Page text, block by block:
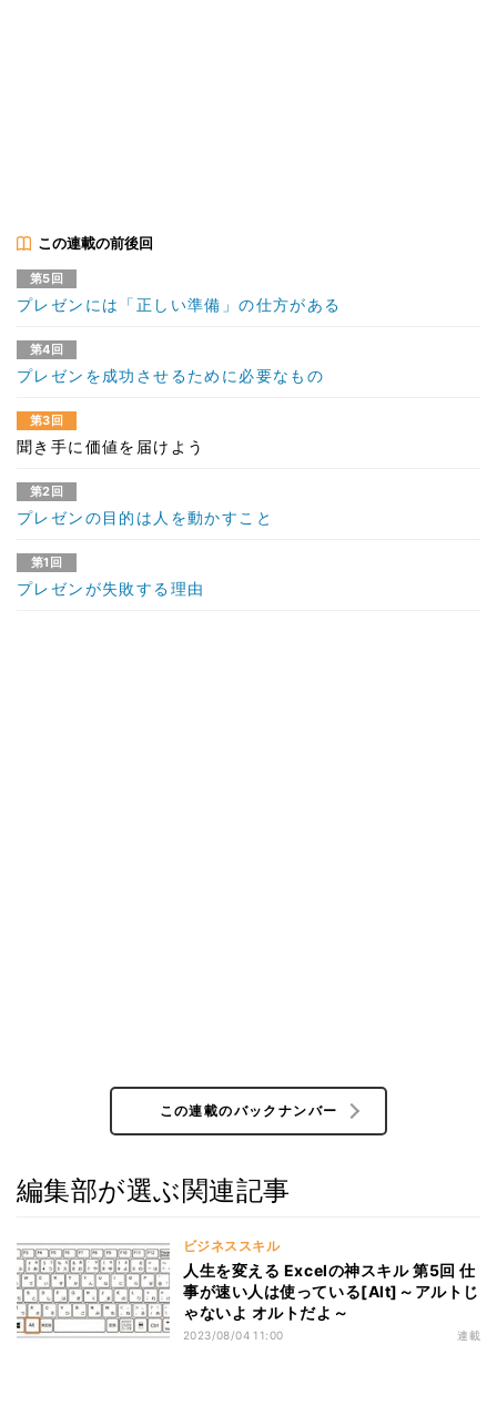
この連載の前後回
第5回
プレゼンには「正しい準備」の仕方がある
第4回
プレゼンを成功させるために必要なもの
第3回
聞き手に価値を届けよう
第2回
プレゼンの目的は人を動かすこと
第1回
プレゼンが失敗する理由
この連載のバックナンバー
編集部が選ぶ関連記事
ビジネススキル
人生を変える Excelの神スキル 第5回 仕
事が速い人は使っている[Alt]～アルトじ
ゃないよ オルトだよ～
2023/08/04 11:00 連載